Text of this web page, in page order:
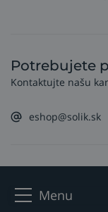
Potrebujete
Kontaktujte našu
eshop@solik.sk
Menu